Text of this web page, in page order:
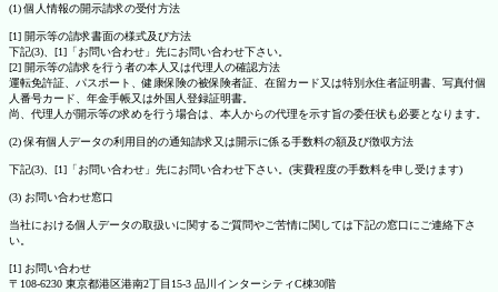
(1) 個人情報の開示請求の受付方法
[1] 開示等の請求書面の様式及び方法
下記(3)、[1]「お問い合わせ」先にお問い合わせ下さい。
[2] 開示等の請求を行う者の本人又は代理人の確認方法
運転免許証、パスポート、健康保険の被保険者証、在留カード又は特別永住者証明書、写真付個
人番号カード、年金手帳又は外国人登録証明書。
尚、代理人が開示等の求めを行う場合は、本人からの代理を示す旨の委任状も必要となります。
(2) 保有個人データの利用目的の通知請求又は開示に係る手数料の額及び徴収方法
下記(3)、[1]「お問い合わせ」先にお問い合わせ下さい。(実費程度の手数料を申し受けます)
(3) お問い合わせ窓口
当社における個人データの取扱いに関するご質問やご苦情に関しては下記の窓口にご連絡下さ
い。
[1] お問い合わせ
〒108-6230 東京都港区港南2丁目15-3 品川インターシティC棟30階